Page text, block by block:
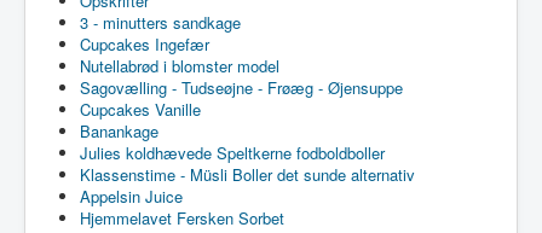
3 - minutters sandkage
Cupcakes Ingefær
Nutellabrød i blomster model
Sagovælling - Tudseøjne - Frøæg - Øjensuppe
Cupcakes Vanille
Banankage
Julies koldhævede Speltkerne fodboldboller
Klassenstime - Müsli Boller det sunde alternativ
Appelsin Juice
Hjemmelavet Fersken Sorbet